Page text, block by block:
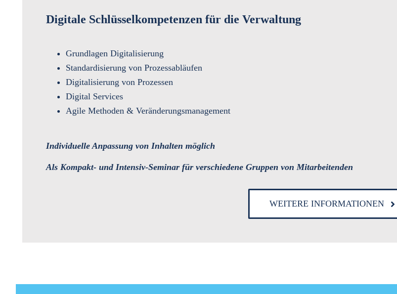
Digitale Schlüsselkompetenzen für die Verwaltung
Grundlagen Digitalisierung
Standardisierung von Prozessabläufen
Digitalisierung von Prozessen
Digital Services
Agile Methoden & Veränderungsmanagement
Individuelle Anpassung von Inhalten möglich
Als Kompakt- und Intensiv-Seminar für verschiedene Gruppen von Mitarbeitenden
WEITERE INFORMATIONEN